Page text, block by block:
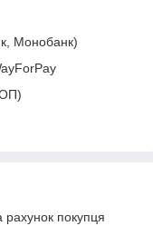
Монобанк)
рахунок покупця